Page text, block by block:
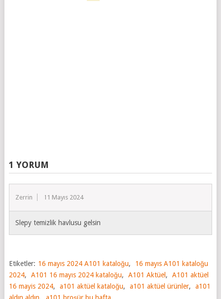
1 YORUM
Zerrin 11 Mayıs 2024
Slepy temizlik havlusu gelsin
Etiketler: 16 mayıs 2024 A101 kataloğu,
16 mayıs A101 kataloğu
2024, A101 16 mayıs 2024 kataloğu, A101 Aktüel ,
A101 aktüel
16 mayis 2024, a101 aktüel kataloğu, a101 aktüel ürünler,
a101